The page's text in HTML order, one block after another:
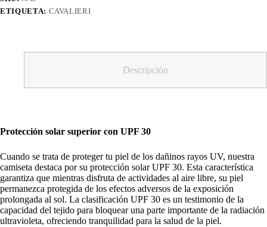
ETIQUETA: CAVALIERI
Descripción
Protección solar superior con UPF 30
Cuando se trata de proteger tu piel de los dañinos rayos UV, nuestra
camiseta destaca por su protección solar UPF 30. Esta característica
garantiza que mientras disfruta de actividades al aire libre, su piel
permanezca protegida de los efectos adversos de la exposición
prolongada al sol. La clasificación UPF 30 es un testimonio de la
capacidad del tejido para bloquear una parte importante de la radiación
ultravioleta, ofreciendo tranquilidad para la salud de la piel.